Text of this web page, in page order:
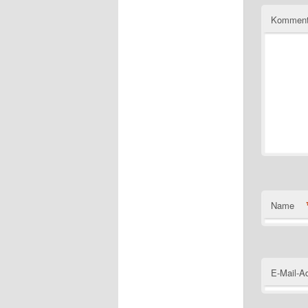
Name
E-Mail-